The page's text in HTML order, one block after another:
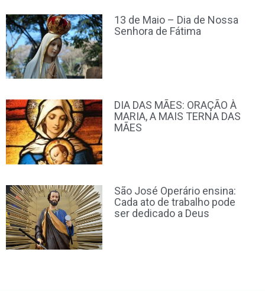
13 de Maio – Dia de Nossa
Senhora de Fátima
DIA DAS MÃES: ORAÇÃO À
MARIA, A MAIS TERNA DAS
MÃES
São José Operário ensina:
Cada ato de trabalho pode
ser dedicado a Deus